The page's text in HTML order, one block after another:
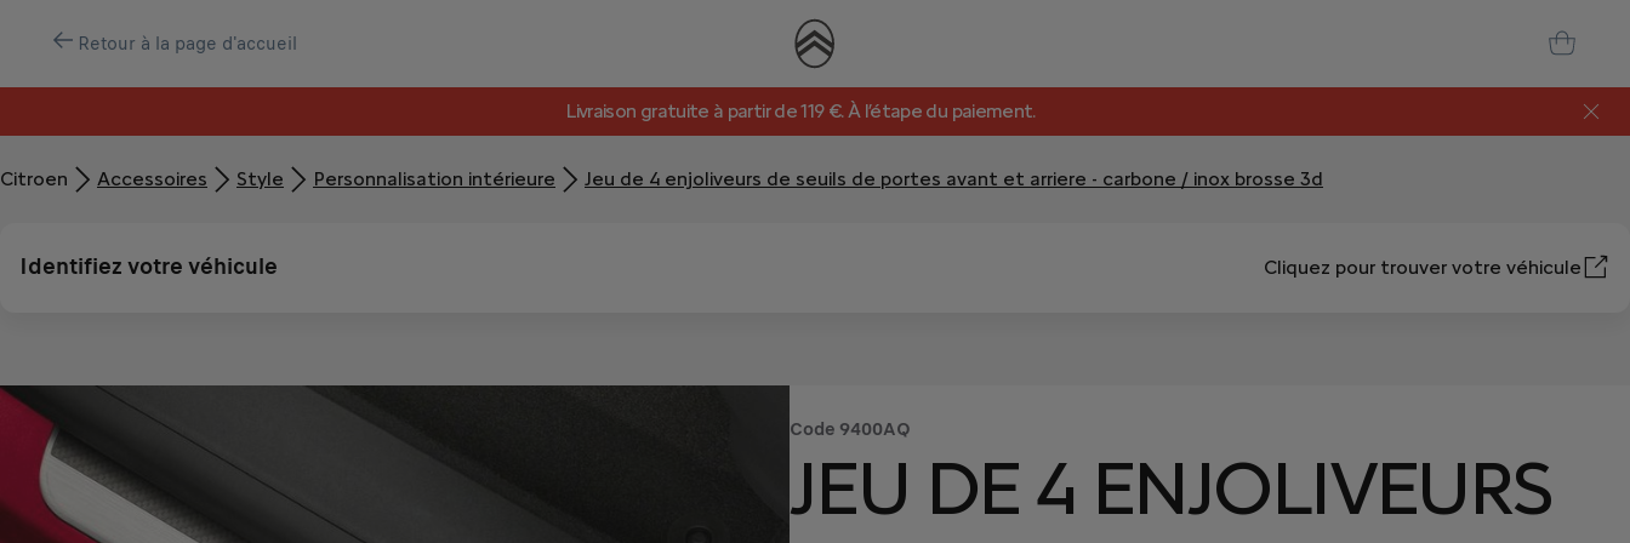
Retour à la page d'accueil
Livraison gratuite à partir de 119 €. À l’étape du paiement.
Citroen Accessoires Style Personnalisation intérieure Jeu de 4 enjoliveurs de seuils de portes avant et arriere - carbone / inox brosse 3d
Identifiez votre véhicule Cliquez pour trouver votre véhicule
Code 9400AQ
JEU DE 4 ENJOLIVEURS